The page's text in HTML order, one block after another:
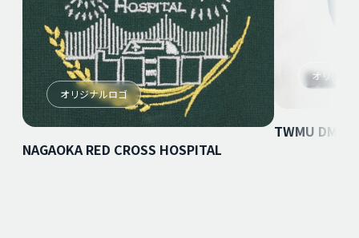
オリジナルロゴ
NAGAOKA RED CROSS HOSPITAL
オリジナ
TWMU DMC